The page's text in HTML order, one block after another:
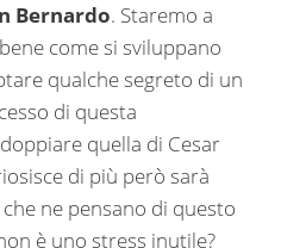
Bernardo. Staremo a
come si sviluppano
qualche segreto di un
di questa
quella di Cesar
di più però sarà
ne pensano di questo
è uno stress inutile?